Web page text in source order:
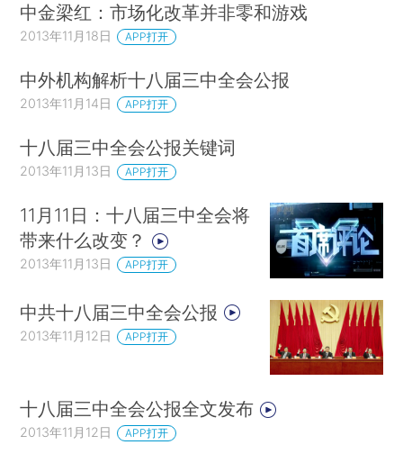
中金梁红：市场化改革并非零和游戏
2013年11月18日 APP打开
中外机构解析十八届三中全会公报
2013年11月14日 APP打开
十八届三中全会公报关键词
2013年11月13日 APP打开
11月11日：十八届三中全会将
带来什么改变？
2013年11月13日 APP打开
中共十八届三中全会公报
2013年11月12日 APP打开
十八届三中全会公报全文发布
2013年11月12日 APP打开